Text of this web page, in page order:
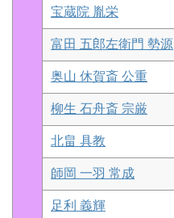
宝蔵院 胤栄
富田 五郎左衛門 勢源
奥山 休賀斎 公重
柳生 石舟斎 宗厳
北畠 具教
師岡 一羽 常成
足利 義輝